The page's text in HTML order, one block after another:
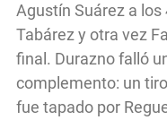
Agustín Suárez a
Tabárez y otra vez
final. Durazno falló
complemento: un
fue tapado por